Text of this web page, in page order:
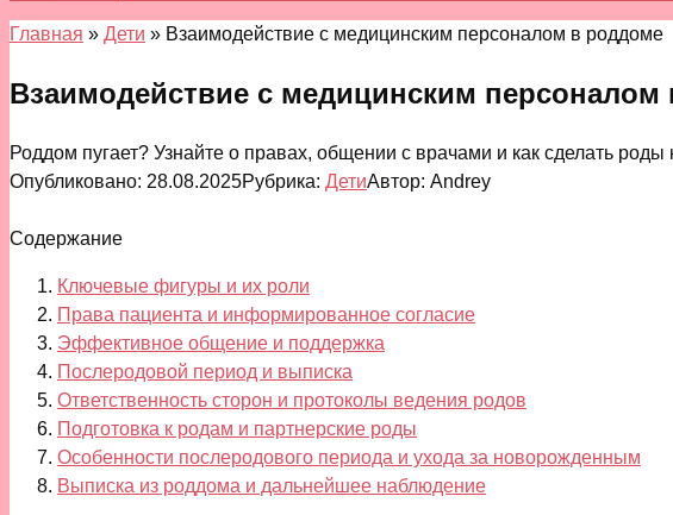
Главная » Дети » Взаимодействие с медицинским персоналом в роддоме
Взаимодействие с медицинским
Роддом пугает? Узнайте о правах, общении с врачами и как сделать
Опубликовано: 28.08.2025Рубрика: ДетиАвтор: Andrey
Содержание
Ключевые фигуры и их роли
Права пациента и информированное согласие
Эффективное общение и поддержка
Послеродовой период и выписка
Ответственность сторон и протоколы ведения родов
Подготовка к родам и партнерские роды
Особенности послеродового периода и ухода за новорожденным
Выписка из роддома и дальнейшее наблюдение